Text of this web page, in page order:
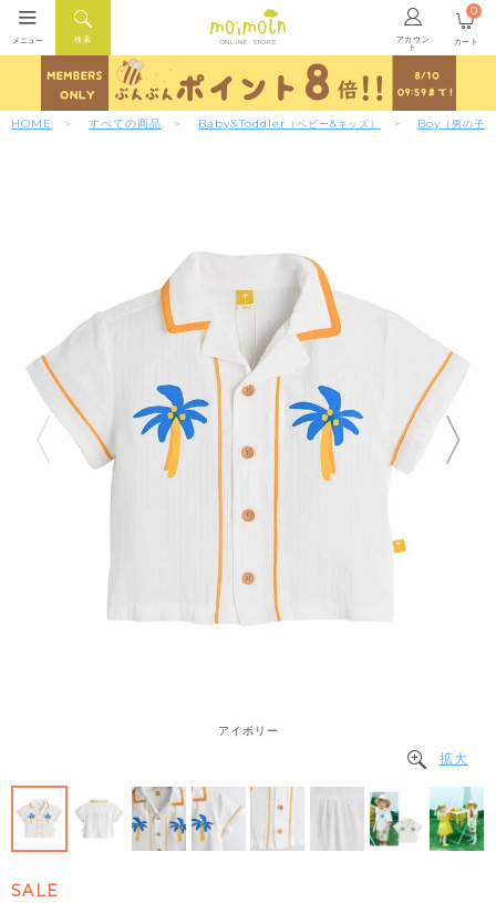
ONLINE STORE アカウン
ト
検索
メニュー カート
0
HOME すべての商品 Baby&Toddler （ベビー&キッズ） Boy （男の子）
アイボリー
拡大
SALE